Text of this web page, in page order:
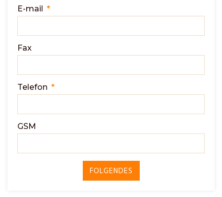
E-mail
Fax
Telefon
GSM
FOLGENDES